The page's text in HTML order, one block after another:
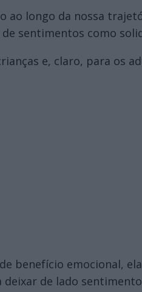
ao longo da nossa
sentimentos como
e, claro, para os
benefício emocional,
de lado